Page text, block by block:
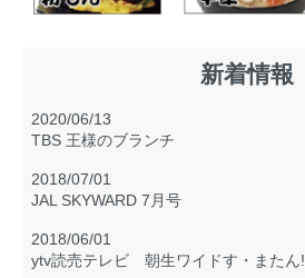
新着情報
2020/06/13
TBS 王様のブランチ
2018/07/01
JAL SKYWARD 7月号
2018/06/01
ytv読売テレビ 朝生ワイドす・またん!